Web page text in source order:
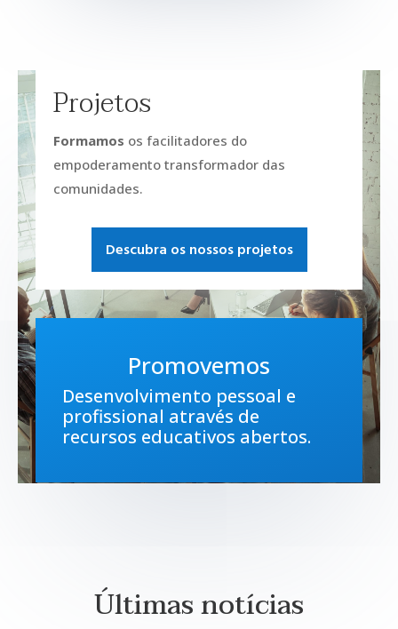
Projetos
Formamos os facilitadores do
empoderamento transformador das
comunidades.
Descubra os nossos projetos
Promovemos
Desenvolvimento pessoal e
profissional através de
recursos educativos abertos.
Últimas notícias